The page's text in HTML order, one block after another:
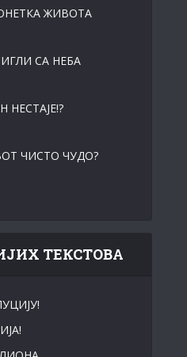
ЖИВОТА
СА НЕБА
НЕСТАЈЕ!?
ЧИСТО ЧУДО?
ТЕКСТОВА